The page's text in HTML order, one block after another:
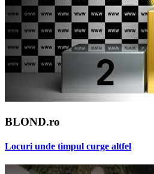
BLOND.ro
Locuri unde timpul curge altfel